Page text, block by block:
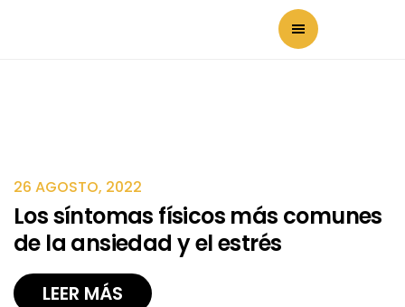
26 AGOSTO, 2022
Los síntomas físicos más comunes
de la ansiedad y el estrés
LEER MÁS